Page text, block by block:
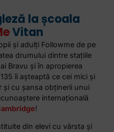
la școala
Vitan
și adulți Followme de pe
drumului dintre stațiile
Bravu și în apropierea
îi așteaptă ce cei mici și
și cu șansa obținerii unui
internațională
!
din elevi cu vârsta și